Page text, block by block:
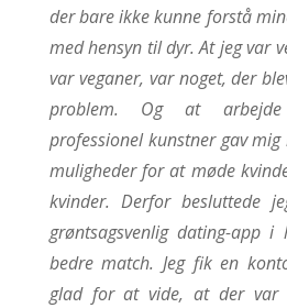
der bare ikke kunne forstå
med hensyn til dyr. At jeg var
var veganer, var noget, der
problem. Og at
professionel kunstner gav
muligheder for at møde
kvinder. Derfor besluttede
grøntsagsvenlig dating-app
bedre match. Jeg fik en
glad for at vide, at der var